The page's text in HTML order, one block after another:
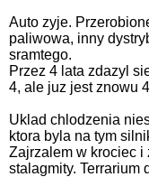
Auto zyje.
paliwowa, inny
sramtego.
Przez 4 lata zdazyl
4, ale juz jest znowu
Uklad chlodzenia
ktora byla na tym
Zajrzalem w krociec i
stalagmity. Terrarium